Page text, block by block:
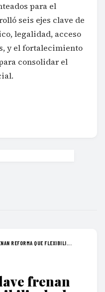
para el
seis ejes clave de
legalidad, acceso
y el fortalecimiento
consolidar el
REFORMA QUE FLEXIBILI...
frenan